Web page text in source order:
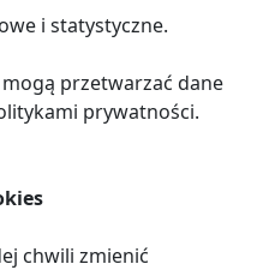
i statystyczne.
przetwarzać dane
prywatności.
chwili zmienić